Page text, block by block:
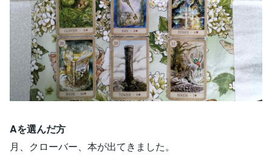
Aを選んだ方
月、クローバー、本が出てきました。